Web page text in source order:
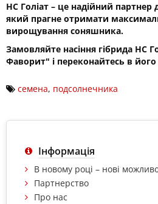
НС Голіат – це надійний
який прагне отримати
вирощування соняшника.
Замовляйте насіння гібрида НС
Фаворит" і переконайтесь в його
семена, подсолнечника
Інформація
В новому році – нові
Партнерство
Про нас